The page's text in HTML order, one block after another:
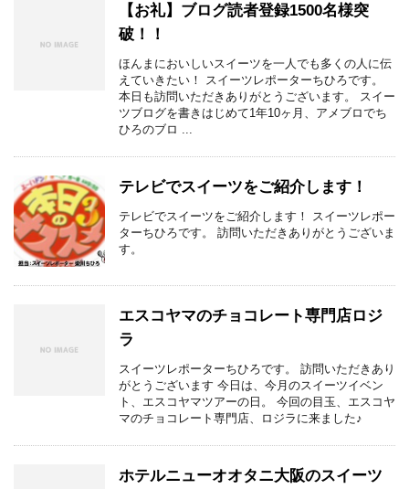
【お礼】ブログ読者登録1500名様突
破！！
ほんまにおいしいスイーツを一人でも多くの人に伝
えていきたい！ スイーツレポーターちひろです。
本日も訪問いただきありがとうございます。 スイー
ツブログを書きはじめて1年10ヶ月、アメブロでち
ひろのブロ ...
テレビでスイーツをご紹介します！
テレビでスイーツをご紹介します！ スイーツレポー
ターちひろです。 訪問いただきありがとうございま
す。
エスコヤマのチョコレート専門店ロジ
ラ
スイーツレポーターちひろです。 訪問いただきあり
がとうございます 今日は、今月のスイーツイベン
ト、エスコヤマツアーの日。 今回の目玉、エスコヤ
マのチョコレート専門店、ロジラに来ました♪
ホテルニューオオタニ大阪のスイーツ